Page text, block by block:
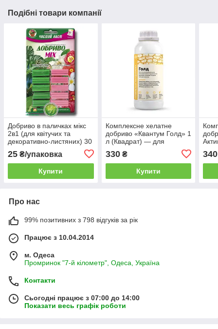
Подібні товари компанії
Добриво в паличках мікс
2в1 (для квітучих та
декоративно-листяних) 30
25 ₴/упаковка
Купити
Комплексне хелатне
добриво «Квантум Голд» 1
л (Квадрат) — для
підживлення з ауксинами
330₴
Купити
340
Про нас
99% позитивних з 798 відгуків за рік
Працює з 10.04.2014
м. Одеса
Промринок "7-й кілометр", Одеса, Україна
Контакти
Сьогодні працює з 07:00 до 14:00
Показати весь графік роботи